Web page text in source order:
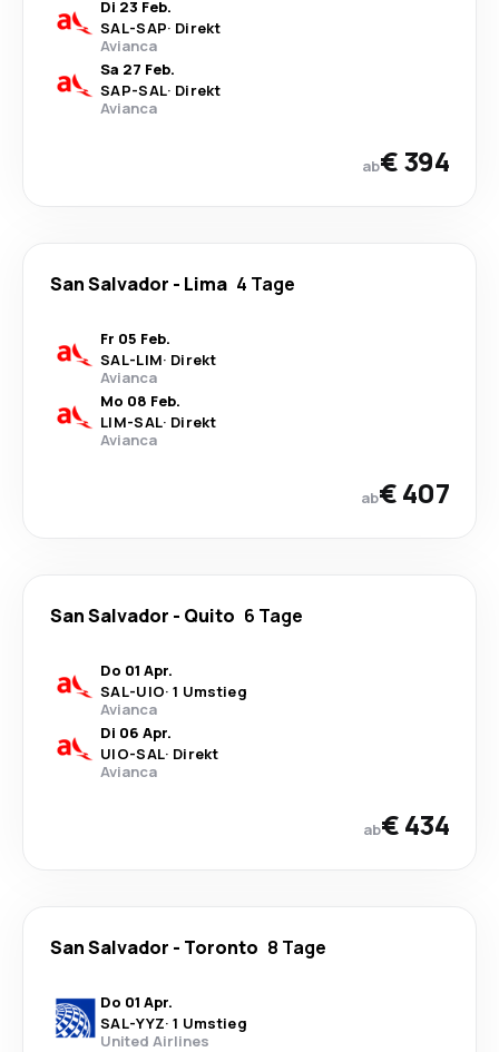
Di 23 Feb.
SAL-SAP· Direkt
Avianca
Sa 27 Feb.
SAP-SAL· Direkt
Avianca
ab€ 394
San Salvador - Lima 4 Tage
Fr 05 Feb.
SAL-LIM· Direkt
Avianca
Mo 08 Feb.
LIM-SAL· Direkt
Avianca
ab€ 407
San Salvador - Quito 6 Tage
Do 01 Apr.
SAL-UIO· 1 Umstieg
Avianca
Di 06 Apr.
UIO-SAL· Direkt
Avianca
ab€ 434
San Salvador - Toronto 8 Tage
Do 01 Apr.
SAL-YYZ· 1 Umstieg
United Airlines